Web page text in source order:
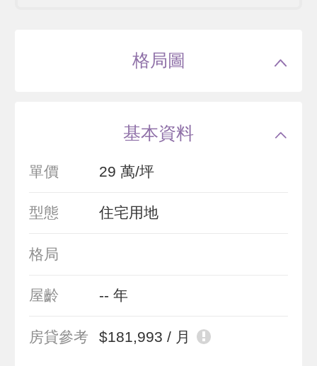
格局圖
基本資料
單價 29 萬/坪
型態 住宅用地
格局
屋齡 -- 年
房貸參考 $181,993 / 月